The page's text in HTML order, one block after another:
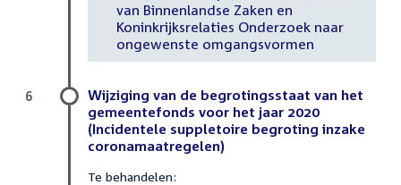
van Binnenlandse Zaken en
Koninkrijksrelaties Onderzoek naar
ongewenste omgangsvormen
Wijziging van de begrotingsstaat van het
gemeentefonds voor het jaar 2020
(Incidentele suppletoire begroting inzake
coronamaatregelen)
Te behandelen:
6